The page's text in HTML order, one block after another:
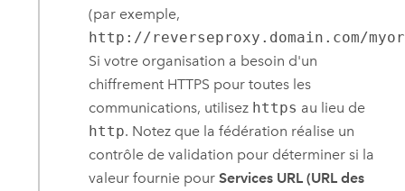
(par exemple,
http://reverseproxy.domain.com/
Si votre organisation a besoin d'un
chiffrement HTTPS pour toutes les
communications, utilisez https au lieu de
http. Notez que la fédération réalise un
contrôle de validation pour déterminer si la
valeur fournie pourServices URL (URL des